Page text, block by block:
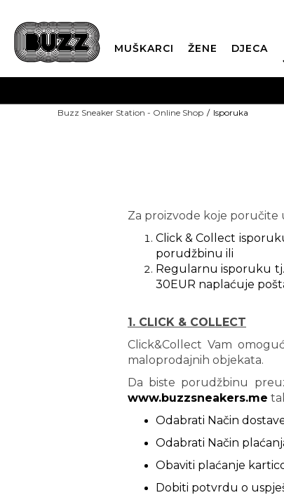
MUŠKARCI ŽENE DJECA
Buzz Sneaker Station - Online Shop Isporuka
Za proizvode koje poručite
Click & Collect
porudžbinu ili
Regularnu isporuku
30EUR naplaćuje
1. CLICK & COLLECT
Click&Collect Vam
maloprodajnih objekata.
Da biste porudžbinu
www.buzzsneakers.me
Odabrati Način
Odabrati Način
Obaviti plaćanje
Dobiti potvrdu o